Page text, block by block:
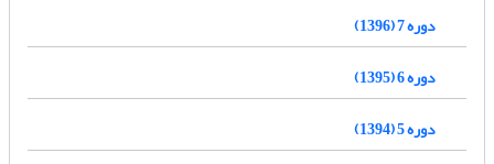
دوره 7 (1396)
دوره 6 (1395)
دوره 5 (1394)